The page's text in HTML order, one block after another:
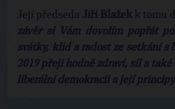
Její předseda Jiří Blažek k tomu
závěr si Vám dovolím popřát
svátky, klid a radost ze setkání s
2019 přeji hodně zdraví, sil a také
liberální demokracii a její